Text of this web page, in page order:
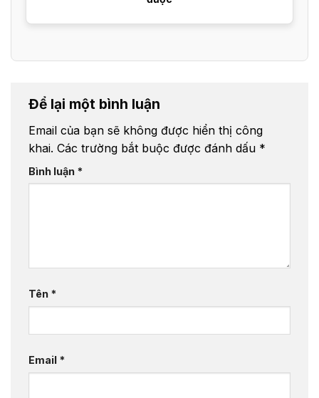
Để lại một bình luận
Email của bạn sẽ không được hiển thị công
khai. Các trường bắt buộc được đánh dấu *
Bình luận *
Tên *
Email *